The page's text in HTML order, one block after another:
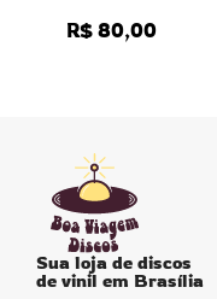
R$ 80,00
Sua loja de discos
de vinil em Brasília